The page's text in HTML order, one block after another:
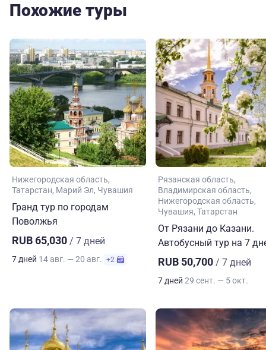
Похожие туры
Нижегородская область
Татарстан Марий Эл Чувашия
Гранд тур по городам
Поволжья
RUB 65,030 / 7 дней
7 дней 14 авг. — 20 авг. +2
Рязанская область
Владимирская область
Нижегородская область
Чувашия Татарстан
От Рязани до Казани.
Автобусный тур на 7
RUB 50,700 / 7 дней
7 дней 29 сент. — 5 окт.